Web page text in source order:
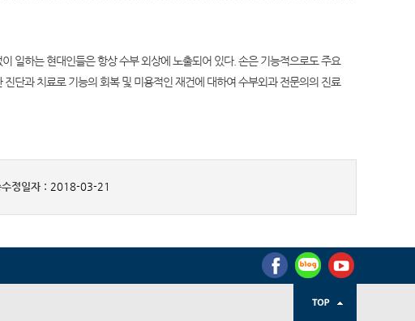
일하는 현대인들은 항상 수부 외상에 노출되어 있다. 손은 기능적으로도 주요
단과 치료로 기능의 회복 및 미용적인 재건에 대하여 수부외과 전문의의 진료
정일자 : 2018-03-21